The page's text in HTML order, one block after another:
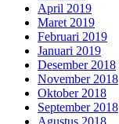
April 2019
Maret 2019
Februari 2019
Januari 2019
Desember 2018
November 2018
Oktober 2018
September 2018
Agustus 2018